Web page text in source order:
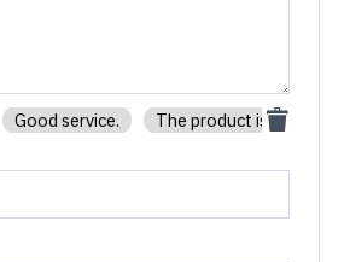
Good service. The product is firmly